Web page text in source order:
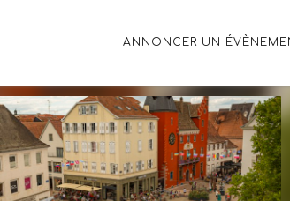
ANNONCER UN